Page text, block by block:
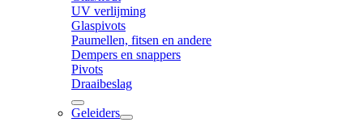
UV verlijming
Glaspivots
Paumellen, fitsen en andere
Dempers en snappers
Pivots
Draaibeslag
Geleiders